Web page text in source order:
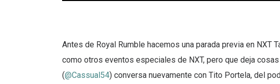
Antes de Royal Rumble hacemos una parada previa en NXT
como otros eventos especiales de NXT, pero que deja
(@Cassual54) conversa nuevamente con Tito Portela, del